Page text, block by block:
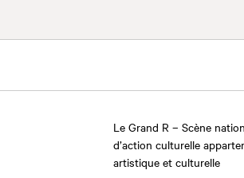
Le Grand R – Scène
d’action culturelle
artistique et culturelle